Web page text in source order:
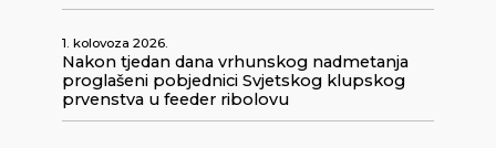
1. kolovoza 2026.
Nakon tjedan dana vrhunskog nadmetanja
proglašeni pobjednici Svjetskog klupskog
prvenstva u feeder ribolovu